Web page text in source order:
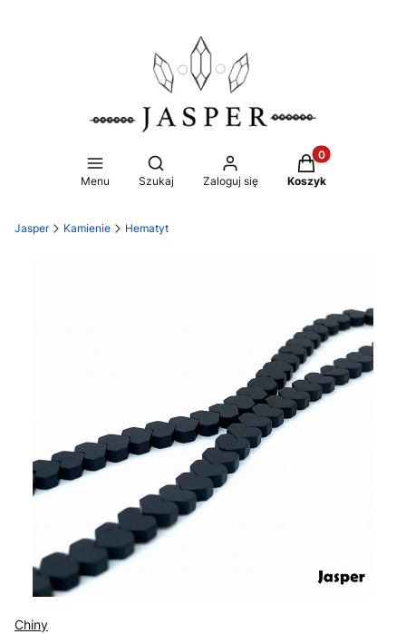
Menu
Otwórz wyszukiwarkę
Szukaj Zaloguj się
Produkty w
Koszyk
Jasper Kamienie Hematyt
Chiny